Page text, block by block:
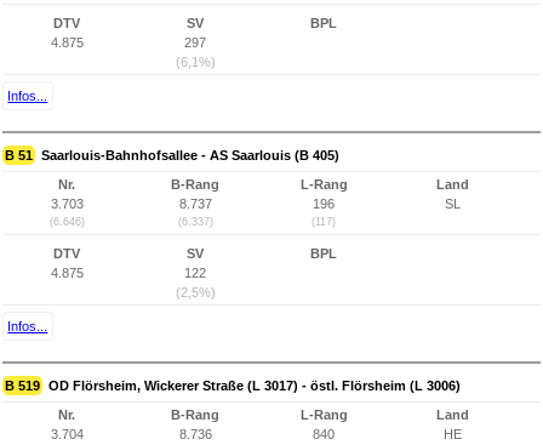
DTV
4.875
SV
297
(6,1%)
BPL
Infos...
B 51 Saarlouis-Bahnhofsallee - AS Saarlouis (B 405)
Nr.
3.703
(6.646)
B-Rang
8.737
(6.337)
L-Rang
196
(117)
Land
SL
DTV
4.875
SV
122
(2,5%)
BPL
Infos...
B 519 OD Flörsheim, Wickerer Straße (L 3017) - östl. Flörsheim (L 3006)
Nr.
3.704
B-Rang
8.736
L-Rang
840
Land
HE